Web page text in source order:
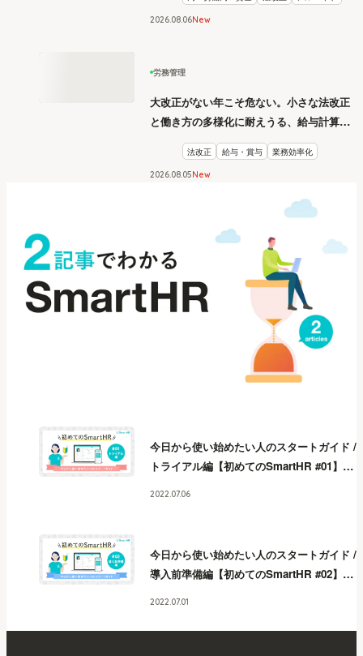
2026.08 06New
労務管理
大改正がない年こそ危ない。小さな法改正
と働き方の多様化に耐えうる、給与計算と
リスク管理
法改正 給与・賞与 業務効率化
2026.08 05New
今日から使い始めたい人のスタートガイド /
トライアル編【初めてのSmartHR #01】 今
日から使い始めたい人のスタートガイド /
トライアル編【初めてのSmartHR #01】 今
日から使い始めたい人のスタートガイド /
2022.07.06
今日から使い始めたい人のスタートガイド /
導入前準備編【初めてのSmartHR #02】 今
日から使い始めたい人のスタートガイド /
2022.07.01